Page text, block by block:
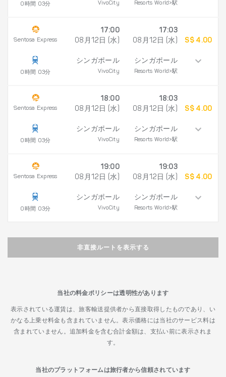
0時間 03分 VivoCity Resorts World>駅
Sentosa Express
0時間 03分
17:00
08月12日 (水)
シンガポール
VivoCity
17:03
08月12日 (水)
シンガポール
Resorts World>駅
S$ 4.00
Sentosa Express
0時間 03分
18:00
08月12日 (水)
シンガポール
VivoCity
18:03
08月12日 (水)
シンガポール
Resorts World>駅
S$ 4.00
Sentosa Express
0時間 03分
19:00
08月12日 (水)
シンガポール
VivoCity
19:03
08月12日 (水)
シンガポール
Resorts World>駅
S$ 4.00
非直接ルートを表示する
当社の料金ポリシーは透明性があります
表示されている運賃は、旅客輸送提供者から直接取得したものであり、い
かなる上乗せ料金も含まれていません。表示価格には当社のサービス料は
含まれていません。追加料金を含む合計金額は、支払い前に表示されま
す。
当社のプラットフォームは旅行者から信頼されています